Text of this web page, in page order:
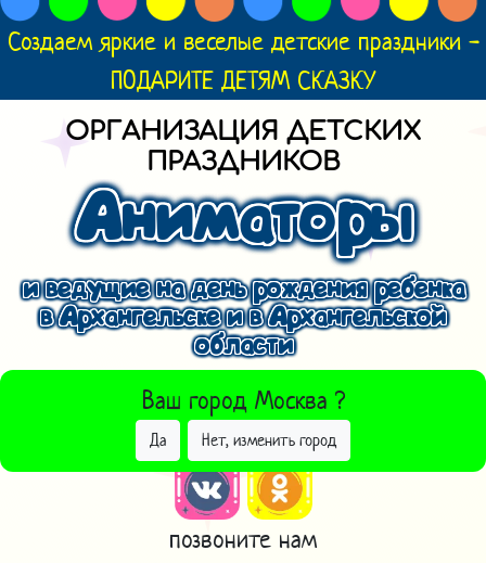
Создаем яркие и веселые детские праздники -
ПОДАРИТЕ ДЕТЯМ СКАЗКУ
ОРГАНИЗАЦИЯ ДЕТСКИХ
ПРАЗДНИКОВ
Аниматоры
и ведущие на день рождения ребенка
в Архангельске и в Архангельской
области
Ваш город Москва ?
Да Нет, изменить город
ВЫБРАТЬ ДРУГОЙ ГОРОД
позвоните нам